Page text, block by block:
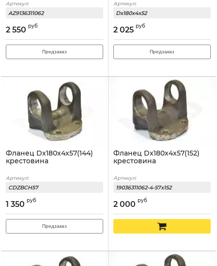
Артикул:
AZ9136311062
2 550 руб
Предзаказ
Артикул:
Dx180x4x52
2 025 руб
Предзаказ
Фланец Dx180x4x57(144)
крестовина
Артикул:
CDZBCH57
1 350 руб
Предзаказ
Фланец Dx180x4x57(152)
крестовина
Артикул:
19036311062-4-57x152
2 000 руб